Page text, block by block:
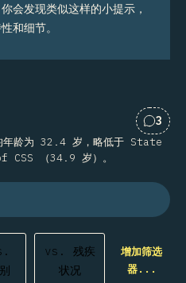
会发现类似这样的小提示，
和细节。
对“年
3
龄为 32.4 岁，略低于 State
（34.9 岁）。
vs. 残疾
状况
增加筛选
器...